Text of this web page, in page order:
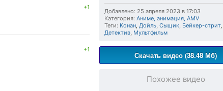
Добавлено: 25 апреля 2023 в 17:03
Категория: Аниме, анимация, AMV
Теги: Конан, Дойль, Сыщик, Бейкер-стрит,
Детектив, Мультфильм
Скачать видео (38.48 Мб)
Похожее видео
+1
+1